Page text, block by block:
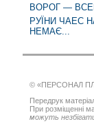
ВОРОГ —
РУЇНИ ЧАЕС
НЕМАЄ...
© «ПЕРСОНАЛ
Передрук
При розміщенні
можуть